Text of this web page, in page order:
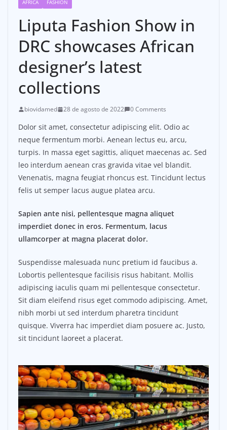
AFRICA FASHION
Liputa Fashion Show in
DRC showcases African
designer’s latest
collections
biovidamed 28 de agosto de 2022 0 Comments
Dolor sit amet, consectetur adipiscing elit. Odio ac
neque fermentum morbi. Aenean lectus eu, arcu,
turpis. In massa eget sagittis, aliquet maecenas ac. Sed
leo interdum aenean cras gravida vitae vel blandit.
Venenatis, magna feugiat rhoncus est. Tincidunt lectus
felis ut semper lacus augue platea arcu.
Sapien ante nisi, pellentesque magna aliquet
imperdiet donec in eros. Fermentum, lacus
ullamcorper at magna placerat dolor.
Suspendisse malesuada nunc pretium id faucibus a.
Lobortis pellentesque facilisis risus habitant. Mollis
adipiscing iaculis quam mi pellentesque consectetur.
Sit diam eleifend risus eget commodo adipiscing. Amet,
nibh morbi ut sed interdum pharetra tincidunt
quisque. Viverra hac imperdiet diam posuere ac. Justo,
sit tincidunt laoreet a placerat.